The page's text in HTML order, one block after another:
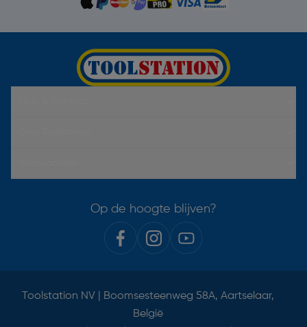
Op de hoogte blijven?
Toolstation NV | Boomsesteenweg 58A, Aartselaar,
België